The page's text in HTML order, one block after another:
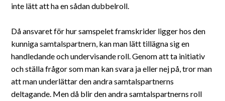
inte lätt att ha en sådan dubbelroll.
Då ansvaret för hur samspelet framskrider ligger hos den
kunniga samtalspartnern, kan man lätt tillägna sig en
handledande och undervisande roll. Genom att ta initiativ
och ställa frågor som man kan svara ja eller nej på, tror man
att man underlättar den andra samtalspartnerns
deltagande. Men då blir den andra samtalspartnerns roll